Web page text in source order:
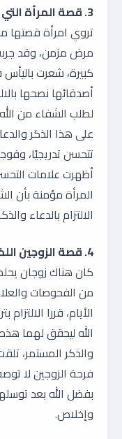
3. قصة المرأة التي تعافت من المرض
تروي امرأة قصتها
مرض مزمن، وقد
كبيرة، شعرت
أصدقائها نصحها
لطلب الشفاء من
على هذا الذكر
تتحسن تدريجيًا،
أظهرت علامات
المرأة مؤمنة بأن
الالتزام بالدعاء
4. قصة الزوجين اللذين أنجبا بعد طول انتظار
كان هناك زوجان
من الفحوصات
الأيام، قررا
الله ليحقق لهما
والذكر المستمر،
فرحة الزوجين لا
بفضل الله بعد
وإخلاص.